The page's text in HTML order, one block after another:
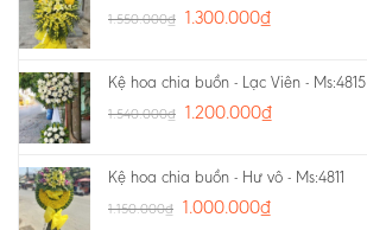
1.550.000₫ 1.300.000₫
Kệ hoa chia buồn - Lạc Viên - Ms:4815
1.540.000₫ 1.200.000₫
Kệ hoa chia buồn - Hư vô - Ms:4811
1.150.000₫ 1.000.000₫